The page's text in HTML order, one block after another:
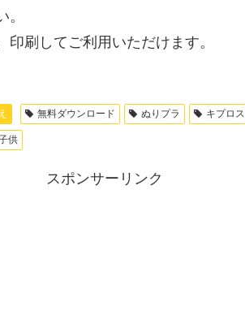
刷してご利用いただけます。
無料ダウンロード ぬりプラ キプロス
供
スポンサーリンク